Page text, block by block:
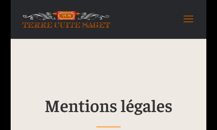
Mentions légales